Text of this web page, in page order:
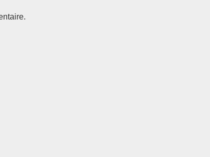
着变成投机主义者吗？
保皇党，立宪派构成社